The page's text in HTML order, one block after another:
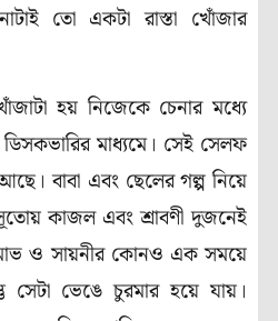
তো একটা রাস্তা খোঁজার
হয় নিজেকে চেনার মধ্যে
মাধ্যমে। সেই সেলফ
বাবা এবং ছেলের গল্প নিয়ে
সূতোয় কাজল এবং শ্রাবণী দুজনেই
ও সায়নীর কোনও এক সময়ে
সেটা ভেঙে চুরমার হয়ে যায়।